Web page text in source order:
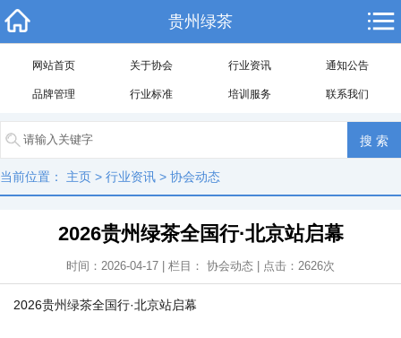
贵州绿茶
网站首页 关于协会 行业资讯 通知公告
品牌管理 行业标准 培训服务 联系我们
当前位置： 主页 > 行业资讯 > 协会动态
2026贵州绿茶全国行·北京站启幕
时间：2026-04-17 | 栏目： 协会动态 | 点击： 2626次
2026贵州绿茶全国行·北京站启幕